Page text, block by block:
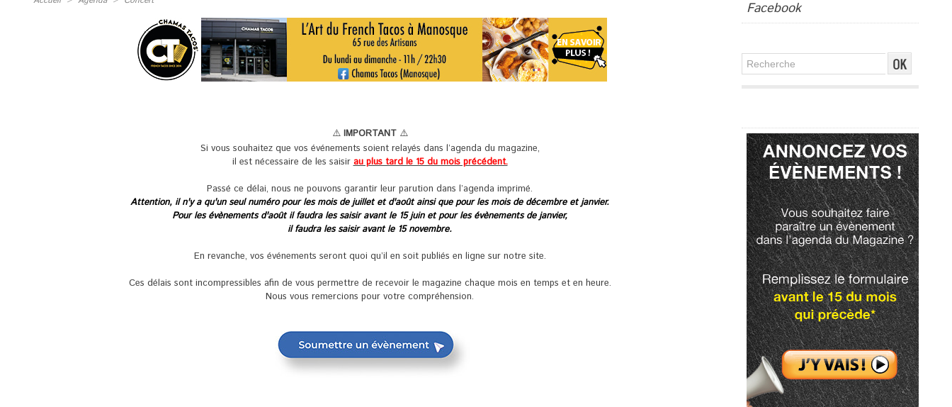
⚠️ IMPORTANT⚠️
Si vous souhaitez que vos événements soient relayés dans l’agenda du magazine,
il est nécessaire de les saisirau plus tard le 15 du mois précédent.
Passé ce délai, nous ne pouvons garantir leur parution dans l’agenda imprimé.
Attention, il n'y a qu'un seul numéro pour les mois de juillet et d'août ainsi que pour les mois de décembre et janvier.
Pour les évènements d'août il faudra les saisir avant le 15 juin et pour les évènements de janvier,
il faudra les saisir avant le 15 novembre.
En revanche, vos événements seront quoi qu’il en soit publiés en ligne sur notre site.
Ces délais sont incompressibles afin de vous permettre de recevoir le magazine chaque mois en temps et en heure.
Nous vous remercions pour votre compréhension.
Facebook